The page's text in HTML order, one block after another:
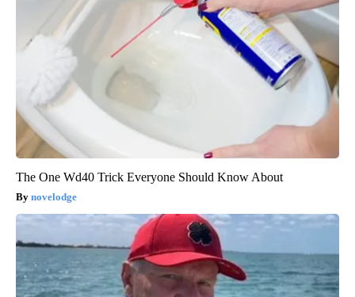
The One Wd40 Trick Everyone Should Know About
novelodge